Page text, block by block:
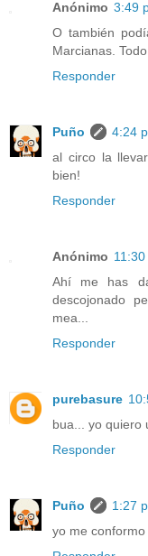
Anónimo 3:49
O también
Marcianas.
Responder
Puño
4:24
al circo la
bien!
Responder
Anónimo 11:30
Ahí me has
descojonado
mea...
Responder
purebasure
bua... yo quiero
Responder
Puño
1:27
yo me